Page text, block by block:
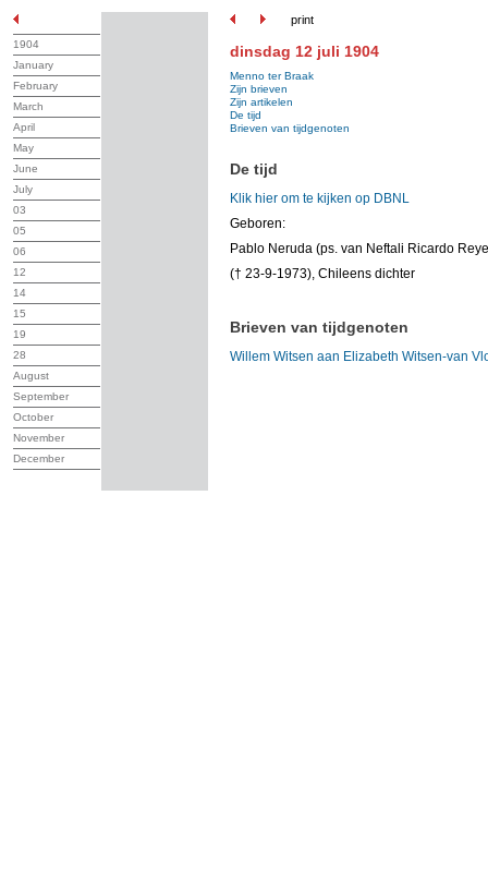
print
1904
January
February
March
April
May
June
July
03
05
06
12
14
15
19
28
August
September
October
November
December
dinsdag 12 juli 1904
Menno ter Braak
Zijn brieven
Zijn artikelen
De tijd
Brieven van tijdgenoten
De tijd
Klik hier om te kijken op DBNL
Geboren:
Pablo Neruda (ps. van Neftali Ricardo
(† 23-9-1973), Chileens dichter
Brieven van tijdgenoten
Willem Witsen aan Elizabeth Witsen-van